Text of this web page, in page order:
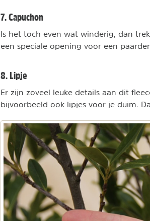
7. Capuchon
Is het toch even wat winderig, dan
een speciale opening voor een
8. Lipje
Er zijn zoveel leuke details aan dit
bijvoorbeeld ook lipjes voor je duim.